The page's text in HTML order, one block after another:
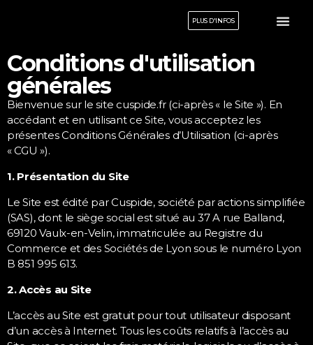
PLUS D'INFOS
Conditions d'utilisation
générales
Bienvenue sur le site cuspide.fr (ci-après « le Site »). En
accédant et en utilisant ce Site, vous acceptez les
présentes Conditions Générales d’Utilisation (ci-après
« CGU »).
1. Présentation du Site
Le Site est édité par Cuspide, société par actions simplifiée
(SAS), dont le siège social est situé au 37 A rue Balland,
69120 Vaulx-en-Velin, immatriculée au Registre du
Commerce et des Sociétés de Lyon sous le numéro Lyon
B 851 995 613.
2. Accès au Site
L’accès au Site est gratuit pour tout utilisateur disposant
d’un accès à Internet. Tous les coûts relatifs à l’accès au